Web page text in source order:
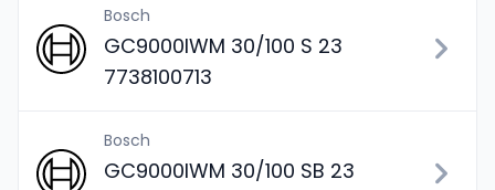
Bosch
GC9000IWM 30/100 S 23
7738100713
Bosch
GC9000IWM 30/100 SB 23